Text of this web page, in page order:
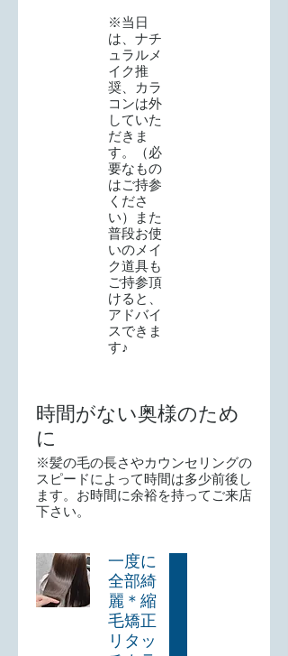
※当日
は、ナチ
ュラルメ
イク推
奨、カラ
コンは外
していた
だきま
す。（必
要なもの
はご持参
くださ
い）また
普段お使
いのメイ
ク道具も
ご持参頂
けると、
アドバイ
スできま
す♪
時間がない奥様のため
に
※髪の毛の長さやカウンセリングの
スピードによって時間は多少前後し
ます。お時間に余裕を持ってご来店
下さい。
一度に
全部綺
麗＊縮
毛矯正
リタッ